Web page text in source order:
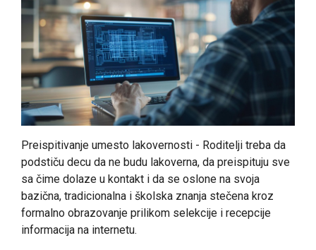
Preispitivanje umesto lakovernosti - Roditelji treba da
podstiču decu da ne budu lakoverna, da preispituju sve
sa čime dolaze u kontakt i da se oslone na svoja
bazična, tradicionalna i školska znanja stečena kroz
formalno obrazovanje prilikom selekcije i recepcije
informacija na internetu.